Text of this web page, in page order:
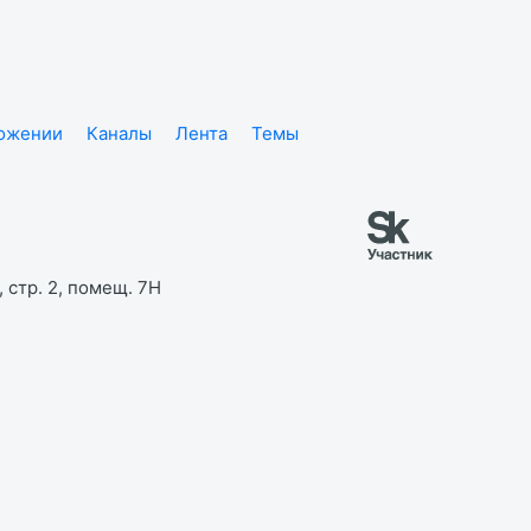
Каналы Лента
Темы
стр. 2, помещ. 7Н